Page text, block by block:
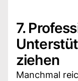
7.
ziehen
Manchmal